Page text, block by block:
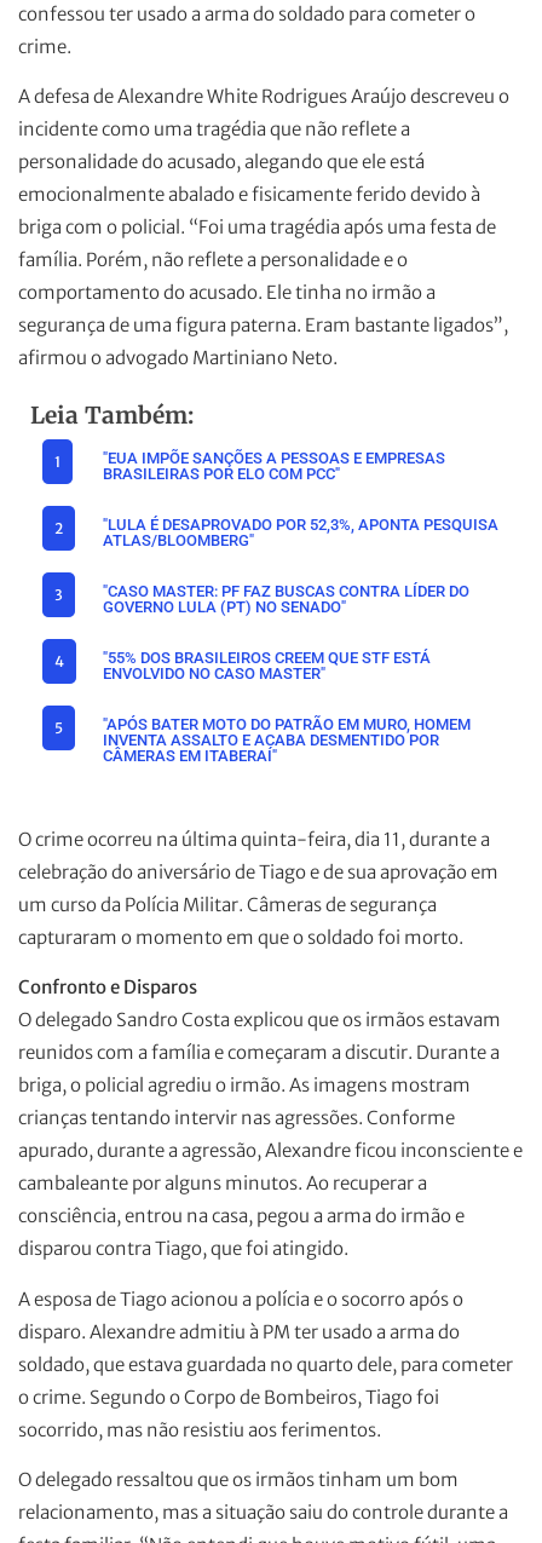
confessou ter usado a arma do soldado para cometer o
crime.
A defesa de Alexandre White Rodrigues Araújo descreveu o
incidente como uma tragédia que não reflete a
personalidade do acusado, alegando que ele está
emocionalmente abalado e fisicamente ferido devido à
briga com o policial. “Foi uma tragédia após uma festa de
família. Porém, não reflete a personalidade e o
comportamento do acusado. Ele tinha no irmão a
segurança de uma figura paterna. Eram bastante ligados”,
afirmou o advogado Martiniano Neto.
Leia Também:
1
"EUA IMPÕE SANÇÕES A PESSOAS E EMPRESAS
BRASILEIRAS POR ELO COM PCC"
2
"LULA É DESAPROVADO POR 52,3%, APONTA PESQUISA
ATLAS/BLOOMBERG"
3
"CASO MASTER: PF FAZ BUSCAS CONTRA LÍDER DO
GOVERNO LULA (PT) NO SENADO"
4
"55% DOS BRASILEIROS CREEM QUE STF ESTÁ
ENVOLVIDO NO CASO MASTER"
5
"APÓS BATER MOTO DO PATRÃO EM MURO, HOMEM
INVENTA ASSALTO E ACABA DESMENTIDO POR
CÂMERAS EM ITABERAÍ"
O crime ocorreu na última quinta-feira, dia 11, durante a
celebração do aniversário de Tiago e de sua aprovação em
um curso da Polícia Militar. Câmeras de segurança
capturaram o momento em que o soldado foi morto.
Confronto e Disparos
O delegado Sandro Costa explicou que os irmãos estavam
reunidos com a família e começaram a discutir. Durante a
briga, o policial agrediu o irmão. As imagens mostram
crianças tentando intervir nas agressões. Conforme
apurado, durante a agressão, Alexandre ficou inconsciente e
cambaleante por alguns minutos. Ao recuperar a
consciência, entrou na casa, pegou a arma do irmão e
disparou contra Tiago, que foi atingido.
A esposa de Tiago acionou a polícia e o socorro após o
disparo. Alexandre admitiu à PM ter usado a arma do
soldado, que estava guardada no quarto dele, para cometer
o crime. Segundo o Corpo de Bombeiros, Tiago foi
socorrido, mas não resistiu aos ferimentos.
O delegado ressaltou que os irmãos tinham um bom
relacionamento, mas a situação saiu do controle durante a